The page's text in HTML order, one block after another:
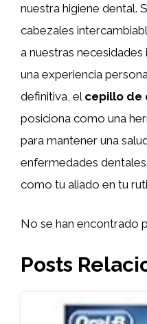
nuestra higiene dental.
cabezales
a nuestras
una experiencia
definitiva, el cepillo de
posiciona como una
para mantener una
enfermedades
como tu aliado en tu
No se han encontrado
Posts